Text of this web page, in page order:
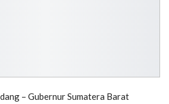
– Gubernur Sumatera Barat